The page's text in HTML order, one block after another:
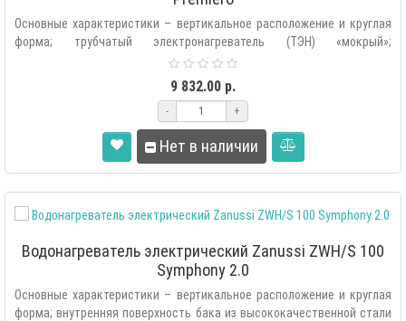
Основные характеристики – вертикальное расположение и круглая
форма; трубчатый электронагреватель (ТЭН) «мокрый»;
9 832.00 р.
- +
Нет в наличии
Водонагреватель электрический Zanussi ZWH/S 100
Symphony 2.0
Основные характеристики – вертикальное расположение и круглая
форма; внутренняя поверхность бака из высококачественной стали